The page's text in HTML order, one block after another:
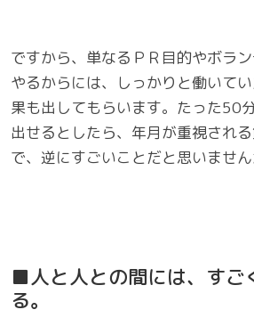
ですから、単なるＰＲ目的やボラン
やるからには、しっかりと働いて
果も出してもらいます。たった50
出せるとしたら、年月が重視され
で、逆にすごいことだと思いません
■人と人との間には、すご
る。